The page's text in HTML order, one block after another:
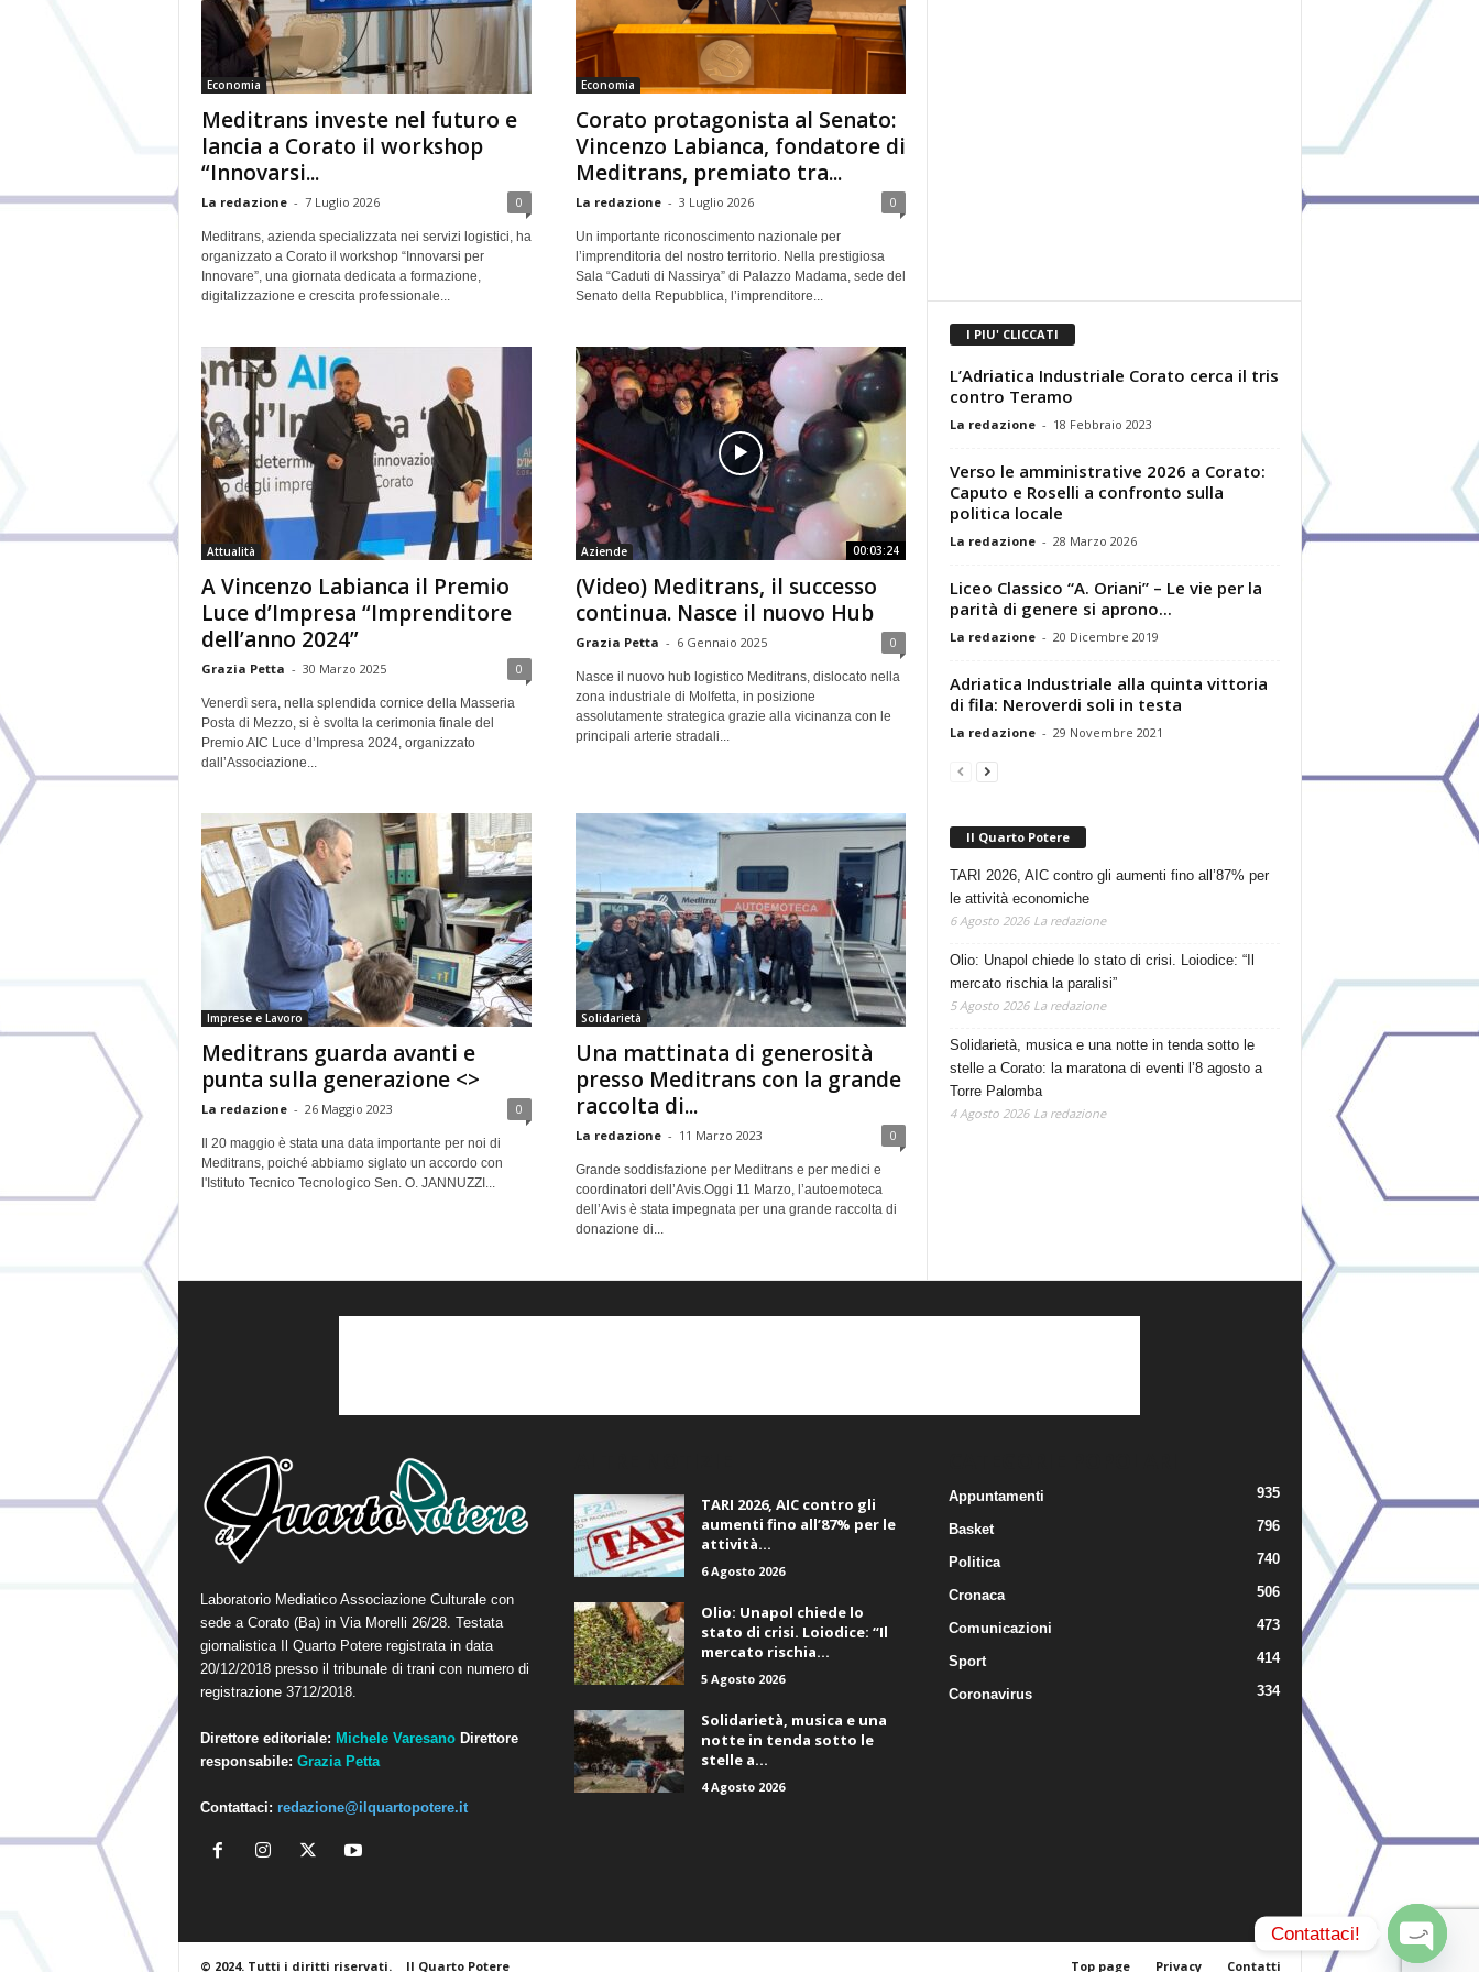
Economia
Meditrans investe nel futuro e
lancia a Corato il workshop
“Innovarsi...
La redazione - 7 Luglio 2026 0
Meditrans, azienda specializzata nei servizi logistici, ha
organizzato a Corato il workshop “Innovarsi per
Innovare”, una giornata dedicata a formazione,
digitalizzazione e crescita professionale...
Economia
Corato protagonista al Senato:
Vincenzo Labianca, fondatore di
Meditrans, premiato tra...
La redazione - 3 Luglio 2026 0
Un importante riconoscimento nazionale per
l’imprenditoria del nostro territorio. Nella prestigiosa
Sala “Caduti di Nassirya” di Palazzo Madama, sede del
Senato della Repubblica, l’imprenditore...
Attualità
A Vincenzo Labianca il Premio
Luce d’Impresa “Imprenditore
dell’anno 2024”
Grazia Petta - 30 Marzo 2025 0
Venerdì sera, nella splendida cornice della Masseria
Posta di Mezzo, si è svolta la cerimonia finale del
Premio AIC Luce d’Impresa 2024, organizzato
dall’Associazione...
00:03:24
Aziende
(Video) Meditrans, il successo
continua. Nasce il nuovo Hub
Grazia Petta - 6 Gennaio 2025 0
Nasce il nuovo hub logistico Meditrans, dislocato nella
zona industriale di Molfetta, in posizione
assolutamente strategica grazie alla vicinanza con le
principali arterie stradali...
Imprese e Lavoro
Meditrans guarda avanti e
punta sulla generazione <>
La redazione - 26 Maggio 2023 0
Il 20 maggio è stata una data importante per noi di
Meditrans, poiché abbiamo siglato un accordo con
l'Istituto Tecnico Tecnologico Sen. O. JANNUZZI...
Solidarietà
Una mattinata di generosità
presso Meditrans con la grande
raccolta di...
La redazione - 11 Marzo 2023 0
Grande soddisfazione per Meditrans e per medici e
coordinatori dell’Avis.Oggi 11 Marzo, l’autoemoteca
dell’Avis è stata impegnata per una grande raccolta di
donazione di...
I PIU' CLICCATI
L’Adriatica Industriale Corato cerca il tris
contro Teramo
La redazione - 18 Febbraio 2023
Verso le amministrative 2026 a Corato:
Caputo e Roselli a confronto sulla
politica locale
La redazione - 28 Marzo 2026
Liceo Classico “A. Oriani” – Le vie per la
parità di genere si aprono...
La redazione - 20 Dicembre 2019
Adriatica Industriale alla quinta vittoria
di fila: Neroverdi soli in testa
La redazione - 29 Novembre 2021
Il Quarto Potere
TARI 2026, AIC contro gli aumenti fino all’87% per
le attività economiche
6 Agosto 2026 La redazione
Olio: Unapol chiede lo stato di crisi. Loiodice: “Il
mercato rischia la paralisi”
5 Agosto 2026 La redazione
Solidarietà, musica e una notte in tenda sotto le
stelle a Corato: la maratona di eventi l’8 agosto a
Torre Palomba
4 Agosto 2026 La redazione
Laboratorio Mediatico Associazione Culturale con
sede a Corato (Ba) in Via Morelli 26/28. Testata
giornalistica Il Quarto Potere registrata in data
20/12/2018 presso il tribunale di trani con numero di
registrazione 3712/2018.
Direttore editoriale: Michele Varesano Direttore
responsabile: Grazia Petta
Contattaci: redazione@ilquartopotere.it
TARI 2026, AIC contro gli
aumenti fino all’87% per le
attività...
6 Agosto 2026
Olio: Unapol chiede lo
stato di crisi. Loiodice: “Il
mercato rischia...
5 Agosto 2026
Solidarietà, musica e una
notte in tenda sotto le
stelle a...
4 Agosto 2026
Appuntamenti 935
Basket 796
Politica 740
Cronaca 506
Comunicazioni 473
Sport 414
Coronavirus 334
Top page Privacy Contatti
© 2024. Tutti i diritti riservati. Il Quarto Potere
Contattaci!